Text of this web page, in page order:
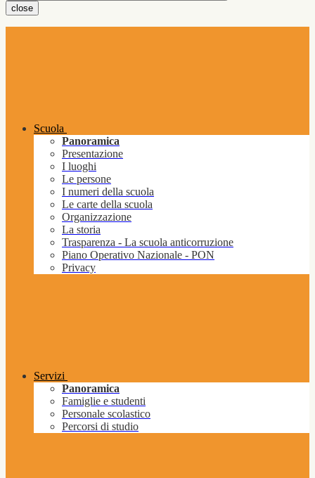
close
Scuola
Panoramica
Presentazione
I luoghi
Le persone
I numeri della scuola
Le carte della scuola
Organizzazione
La storia
Trasparenza - La scuola anticorruzione
Piano Operativo Nazionale - PON
Privacy
Servizi
Panoramica
Famiglie e studenti
Personale scolastico
Percorsi di studio